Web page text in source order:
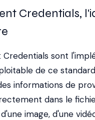
Credentials,
Credentials sont
de ce standard
informations de
dans le
image, d'une